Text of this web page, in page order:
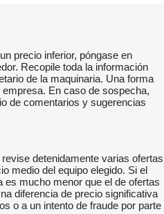
precio inferior, póngase en
Recopile toda la información
de la maquinaria. Una forma
En caso de sospecha,
de comentarios y sugerencias
detenidamente varias ofertas
medio del equipo elegido. Si el
es mucho menor que el de ofertas
diferencia de precio significativa
o a un intento de fraude por parte